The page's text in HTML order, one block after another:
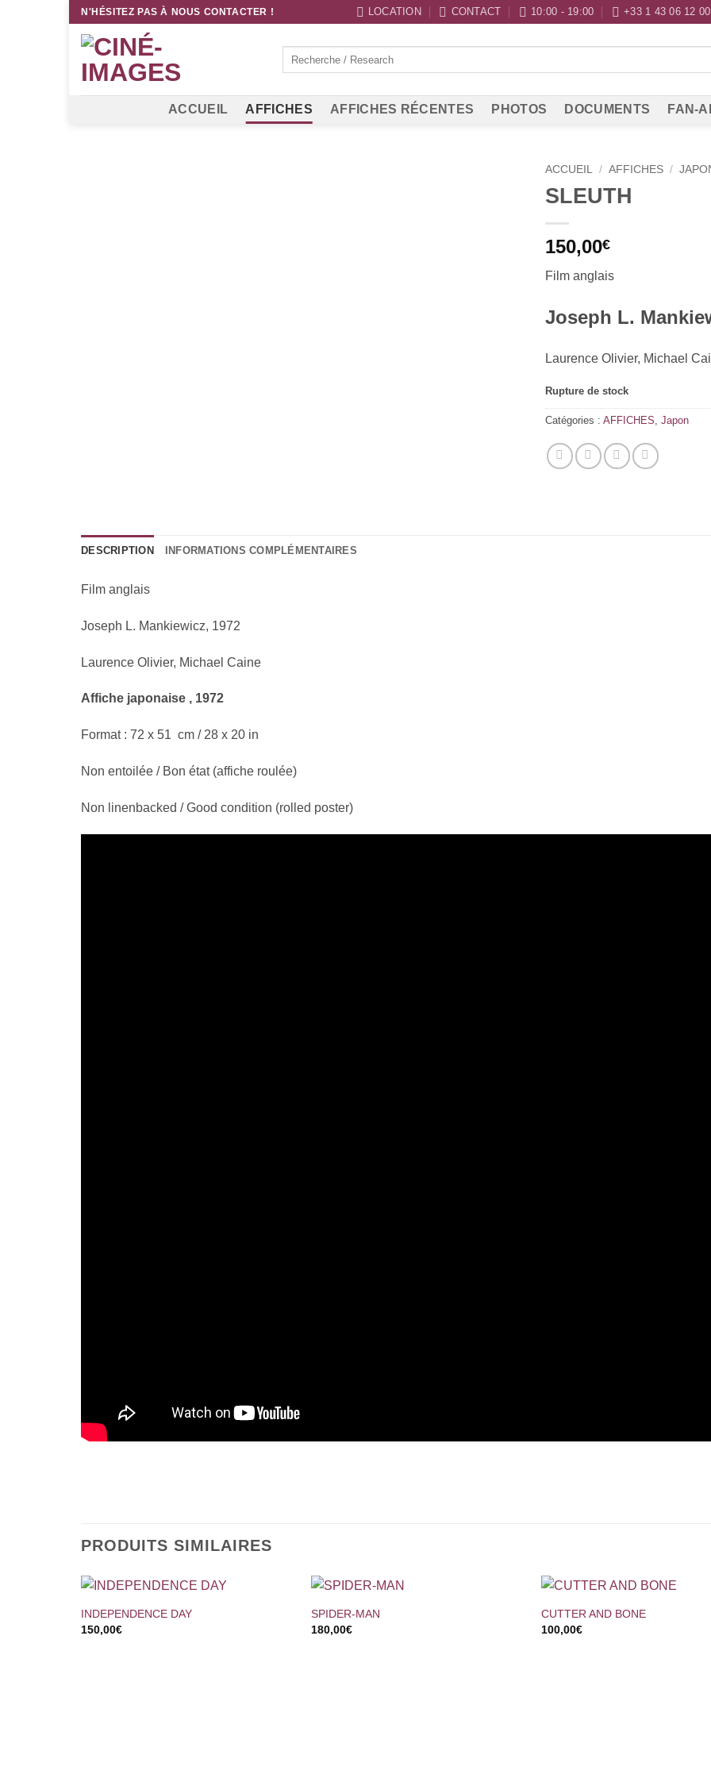
Passer
contenu
N'HÉSITEZ PAS À NOUS CONTACTER ! LOCATION CONTACT 10:00 - 19:00 +33 1 43 06 12 00
ACCUEIL AFFICHES AFFICHES RÉCENTES PHOTOS DOCUMENTS FAN-
ACCUEIL / AFFICHES /
SLEUTH
150,00€
Film anglais
Joseph L.
Laurence Olivier, Michael
Rupture de stock
Catégories : AFFICHES Japon
DESCRIPTION INFORMATIONS COMPLÉMENTAIRES
Film anglais
Joseph L. Mankiewicz, 1972
Laurence Olivier, Michael Caine
Affiche japonaise , 1972
Format : 72 x 51 cm / 28 x 20 in
Non entoilée / Bon état (affiche roulée)
Non linenbacked / Good condition (rolled poster)
PRODUITS SIMILAIRES
+
INDEPENDENCE DAY
150,00€
+
SPIDER-MAN
180,00€
+
CUTTER AND BONE
100,00€